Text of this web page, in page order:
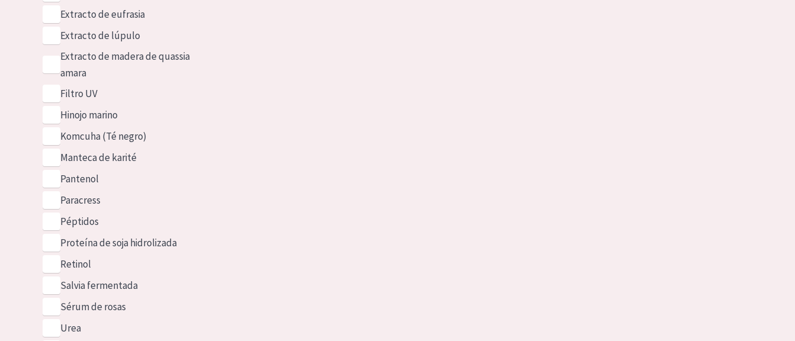
Extracto de eufrasia
Extracto de lúpulo
Extracto de madera de quassia
amara
Filtro UV
Hinojo marino
Komcuha (Té negro)
Manteca de karité
Pantenol
Paracress
Péptidos
Proteína de soja hidrolizada
Retinol
Salvia fermentada
Sérum de rosas
Urea